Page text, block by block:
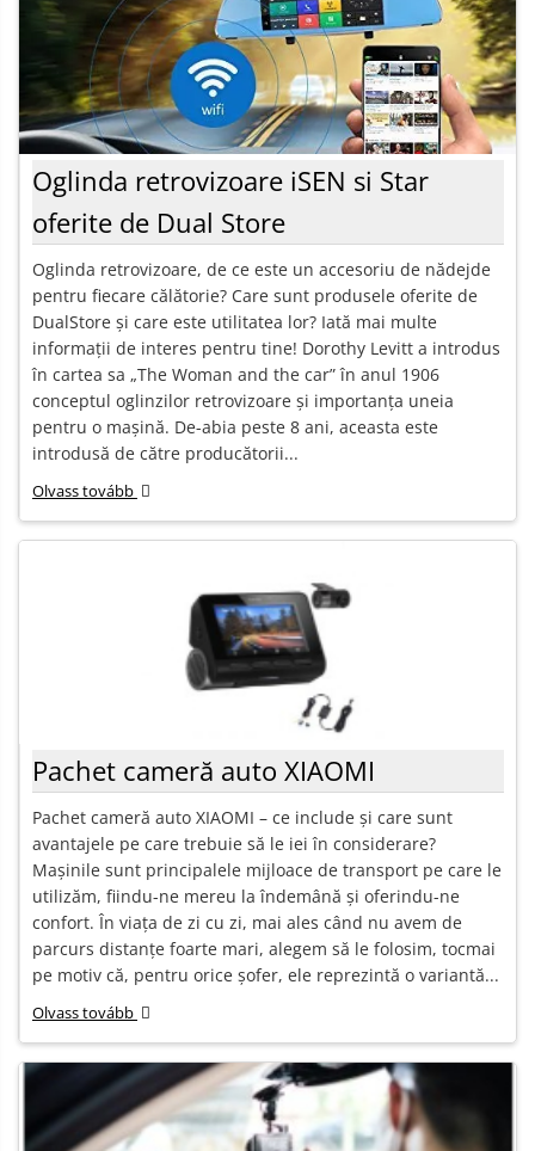
Oglinda retrovizoare iSEN si Star
oferite de Dual Store
Oglinda retrovizoare, de ce este un accesoriu de nădejde
pentru fiecare călătorie? Care sunt produsele oferite de
DualStore și care este utilitatea lor? Iată mai multe
informații de interes pentru tine! Dorothy Levitt a introdus
în cartea sa „The Woman and the car” în anul 1906
conceptul oglinzilor retrovizoare și importanța uneia
pentru o mașină. De-abia peste 8 ani, aceasta este
introdusă de către producătorii...
Olvass tovább
Pachet cameră auto XIAOMI
Pachet cameră auto XIAOMI – ce include și care sunt
avantajele pe care trebuie să le iei în considerare?
Mașinile sunt principalele mijloace de transport pe care le
utilizăm, fiindu-ne mereu la îndemână și oferindu-ne
confort. În viața de zi cu zi, mai ales când nu avem de
parcurs distanțe foarte mari, alegem să le folosim, tocmai
pe motiv că, pentru orice șofer, ele reprezintă o variantă...
Olvass tovább